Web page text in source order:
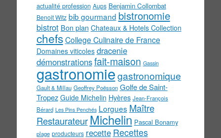
actualité profession Aups Benjamin Collombat
Benoit Witz bib gourmand bistronomie
bistrot Bon plan Chateaux & Hotels Collection
chefs College Culinaire de France
Domaines viticoles dracenie
démonstrationsfait-maison Gassin
gastronomiegastronomique
Gault & Millau Geoffrey Poësson Golfe de Saint-
Tropez Guide Michelin Hyères Jean-François
Bérard Les Pins Penchés Lorgues Maître
Restaurateur Michelin Pascal Bonamy
plage producteurs recette Recettes